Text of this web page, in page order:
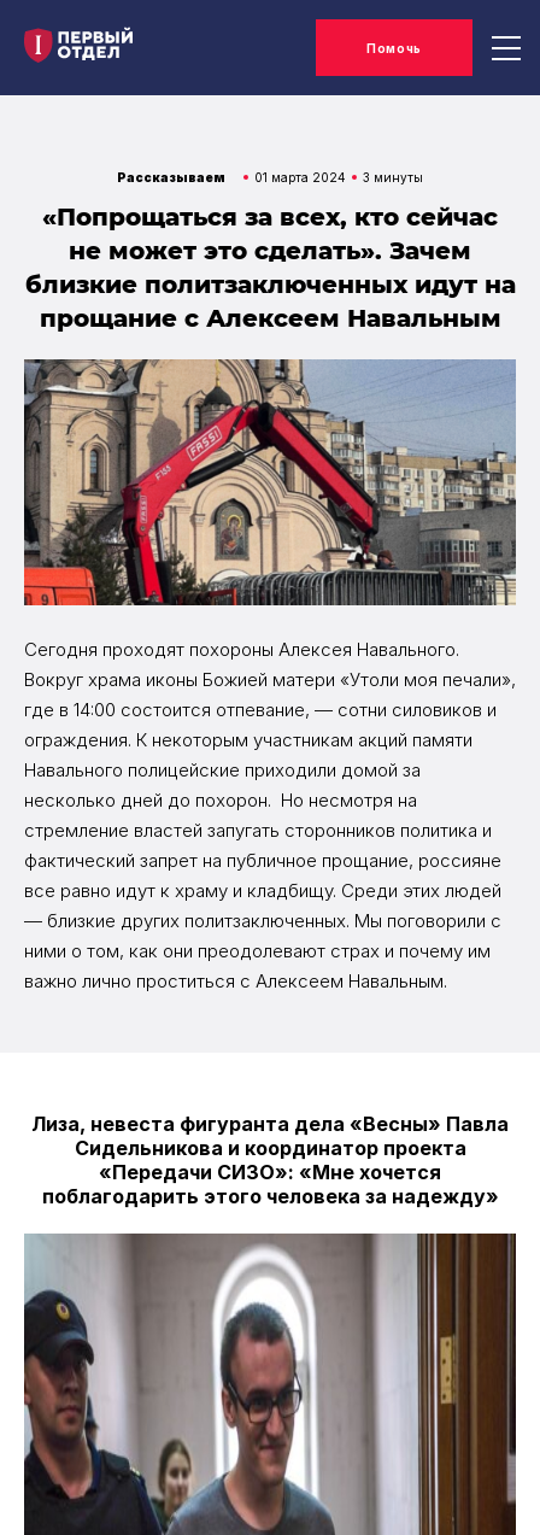
Помочь
Рассказываем 01 марта 2024 3 минуты
«Попрощаться за всех, кто сейчас
не может это сделать». Зачем
близкие политзаключенных идут на
прощание с Алексеем Навальным
Сегодня проходят похороны Алексея Навального.
Вокруг храма иконы Божией матери «Утоли моя печали»,
где в 14:00 состоится отпевание, — сотни силовиков и
ограждения. К некоторым участникам акций памяти
Навального полицейские приходили домой за
несколько дней до похорон. Но несмотря на
стремление властей запугать сторонников политика и
фактический запрет на публичное прощание, россияне
все равно идут к храму и кладбищу. Среди этих людей
— близкие других политзаключенных. Мы поговорили с
ними о том, как они преодолевают страх и почему им
важно лично проститься с Алексеем Навальным.
Лиза, невеста фигуранта дела «Весны» Павла
Сидельникова и координатор проекта
«Передачи СИЗО»: «Мне хочется
поблагодарить этого человека за надежду»